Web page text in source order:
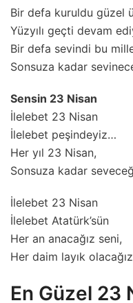
Bir defa kuruldu güzel
Yüzyılı geçti devam
Bir defa sevindi bu
Sonsuza kadar
Sensin 23 Nisan
İlelebet 23 Nisan
İlelebet peşindeyiz…
Her yıl 23 Nisan,
Sonsuza kadar
İlelebet 23 Nisan
İlelebet Atatürk’sün
Her an anacağız seni,
Her daim layık
En Güzel 23